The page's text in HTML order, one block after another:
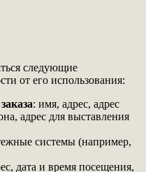
следующие
от его использования:
: имя, адрес, адрес
адрес для выставления
системы (например,
дата и время посещения,